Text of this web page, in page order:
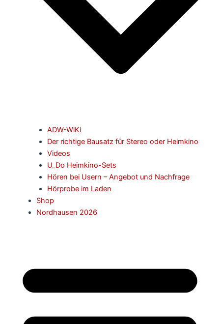
ADW-WiKi
Der richtige Bausatz für Stereo oder Heimkino
Videos
U_Do Heimkino-Sets
Hören bei Usern – Angebot und Nachfrage
Hörprobe im Laden
Shop
Nordhausen 2026